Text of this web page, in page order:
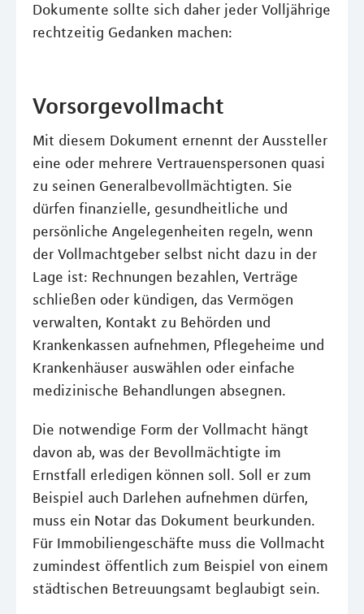
Dokumente sollte sich daher jeder Volljährige
rechtzeitig Gedanken machen:
Vorsorgevollmacht
Mit diesem Dokument ernennt der Aussteller
eine oder mehrere Vertrauenspersonen quasi
zu seinen Generalbevollmächtigten. Sie
dürfen finanzielle, gesundheitliche und
persönliche Angelegenheiten regeln, wenn
der Vollmachtgeber selbst nicht dazu in der
Lage ist: Rechnungen bezahlen, Verträge
schließen oder kündigen, das Vermögen
verwalten, Kontakt zu Behörden und
Krankenkassen aufnehmen, Pflegeheime und
Krankenhäuser auswählen oder einfache
medizinische Behandlungen absegnen.
Die notwendige Form der Vollmacht hängt
davon ab, was der Bevollmächtigte im
Ernstfall erledigen können soll. Soll er zum
Beispiel auch Darlehen aufnehmen dürfen,
muss ein Notar das Dokument beurkunden.
Für Immobiliengeschäfte muss die Vollmacht
zumindest öffentlich zum Beispiel von einem
städtischen Betreuungsamt beglaubigt sein.